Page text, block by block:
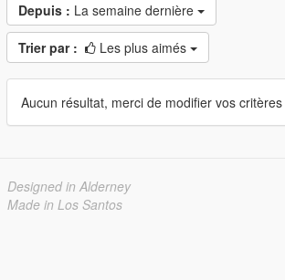
Depuis : La semaine dernière
Trier par : Les plus aimés
Aucun résultat, merci de modifier vos
Designed in Alderney
Made in Los Santos